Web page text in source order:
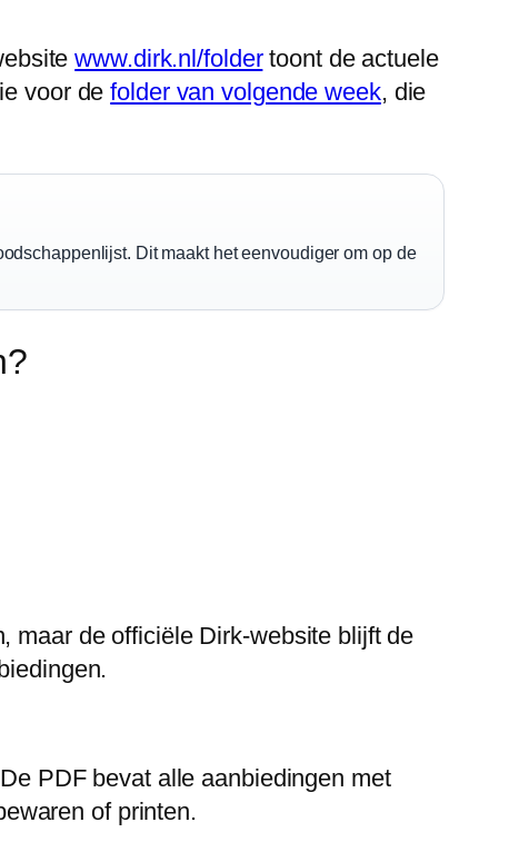
www.dirk.nl/foldertoont de actuele
voor defolder van volgende week, die
Dit maakt het eenvoudiger om op de
maar de officiële Dirk-website blijft de
PDF bevat alle aanbiedingen met
of printen.